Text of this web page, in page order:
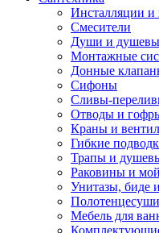
Инсталляции
Смесители
Души и
Монтажные
Донные
Сифоны
Сливы-
Отводы и
Краны и
Гибкие
Трапы и
Раковины и
Унитазы, биде
Мебель для